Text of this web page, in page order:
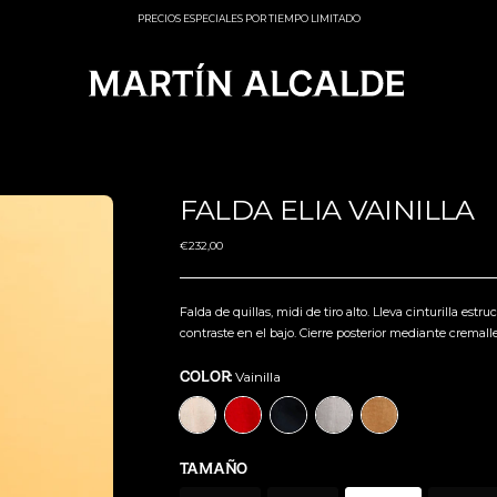
ARCHIVE SALE DISPONIBLE POR TIEMPO LIMITADO
PRECIOS ESPECIALES POR TIEMPO LIMITADO
FALDA ELIA VAINILLA
€232,00
Precio
Falda de quillas, midi de tiro alto. Lleva cinturilla
contraste en el bajo. Cierre posterior mediante
COLOR: Vainilla
TAMAÑO